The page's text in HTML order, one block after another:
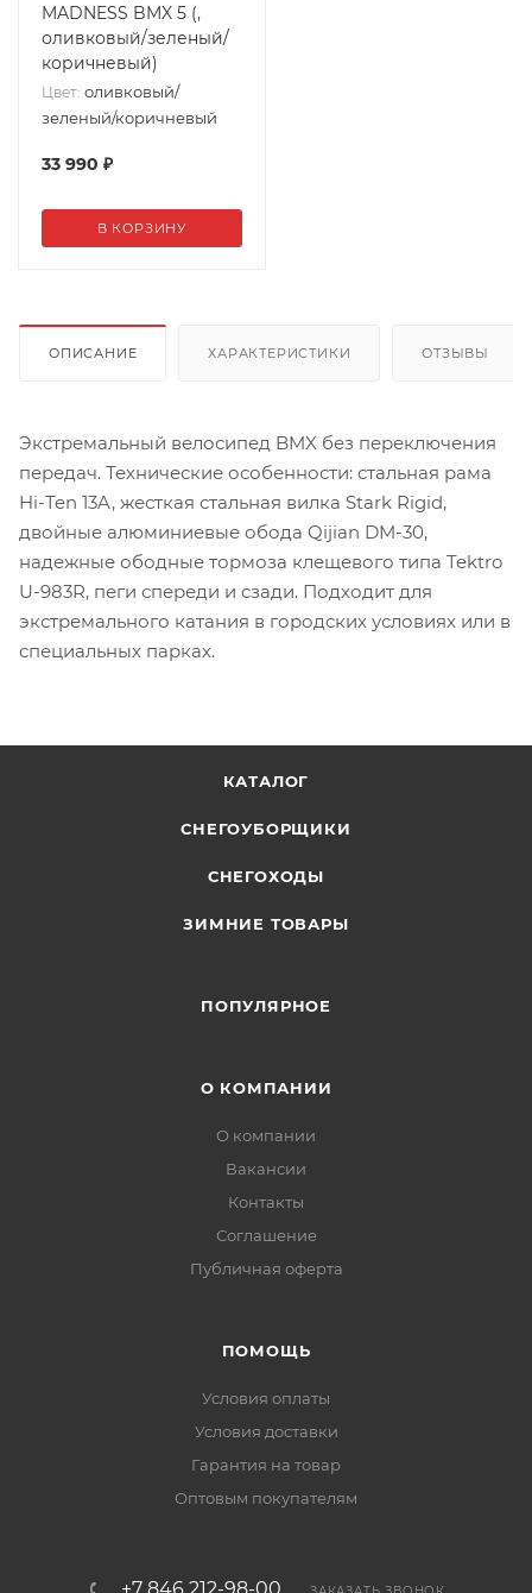
MADNESS BMX 5 (,
оливковый/зеленый/
коричневый)
Цвет: оливковый/
зеленый/коричневый
33 990 ₽
В КОРЗИНУ
ОПИСАНИЕ ХАРАКТЕРИСТИКИ ОТЗЫВЫ
Экстремальный велосипед BMX без переключения
передач. Технические особенности: стальная рама
Hi-Ten 13A, жесткая стальная вилка Stark Rigid,
двойные алюминиевые обода Qijian DM-30,
надежные ободные тормоза клещевого типа Tektro
U-983R, пеги спереди и сзади. Подходит для
экстремального катания в городских условиях или в
специальных парках.
КАТАЛОГ
СНЕГОУБОРЩИКИ
СНЕГОХОДЫ
ЗИМНИЕ ТОВАРЫ
ПОПУЛЯРНОЕ
О КОМПАНИИ
О компании
Вакансии
Контакты
Соглашение
Публичная оферта
ПОМОЩЬ
Условия оплаты
Условия доставки
Гарантия на товар
Оптовым покупателям